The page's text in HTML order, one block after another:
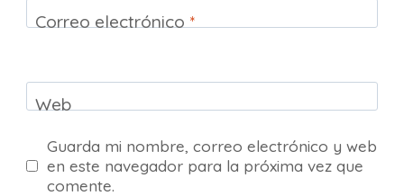
Correo electrónico *
Web
Guarda mi nombre, correo electrónico y web
en este navegador para la próxima vez que
comente.